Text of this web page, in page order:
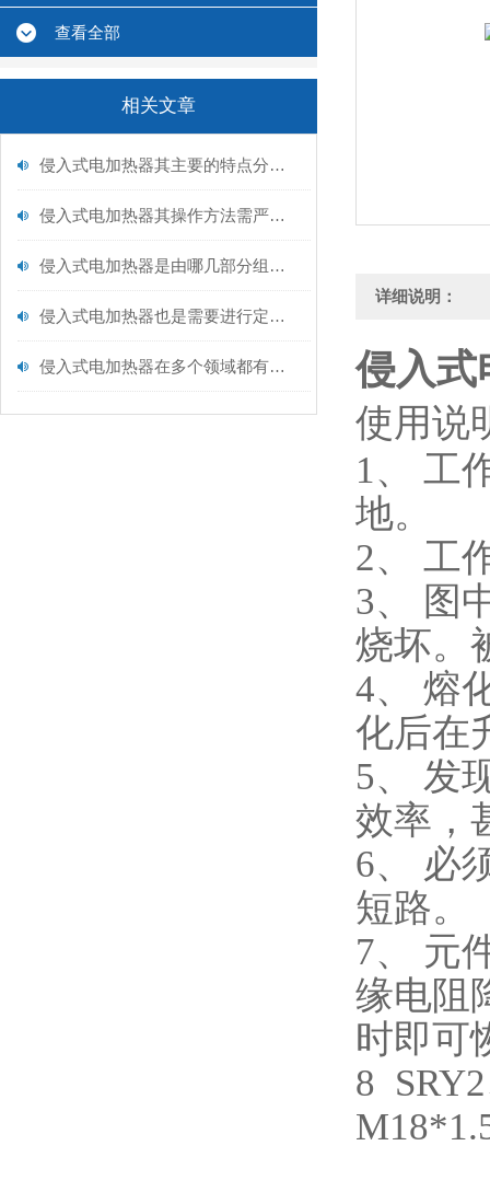
查看全部
相关文章
侵入式电加热器其主要的特点分别是什么？
侵入式电加热器其操作方法需严格遵循以下核心步骤
侵入式电加热器是由哪几部分组成的呢？
侵入式电加热器也是需要进行定期保养的
侵入式电加热器在多个领域都有着广泛的应用
详细说明：
侵入式
使用说
1、 工
地。
2、 工
3、 图
烧坏。
4、 熔
化后在
5、 发
效率，
6、 必
短路。
7、 元
缘电阻
时即可
8